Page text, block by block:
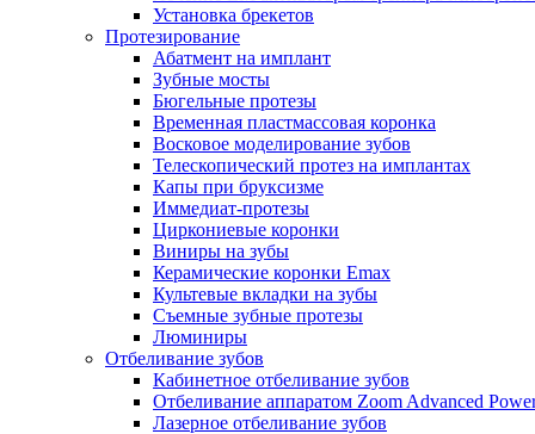
Установка брекетов
Протезирование
Абатмент на имплант
Зубные мосты
Бюгельные протезы
Временная пластмассовая коронка
Восковое моделирование зубов
Телескопический протез на имплантах
Капы при бруксизме
Иммедиат-протезы
Циркониевые коронки
Виниры на зубы
Керамические коронки Emax
Культевые вкладки на зубы
Съемные зубные протезы
Люминиры
Отбеливание зубов
Кабинетное отбеливание зубов
Отбеливание аппаратом Zoom Advanced
Лазерное отбеливание зубов